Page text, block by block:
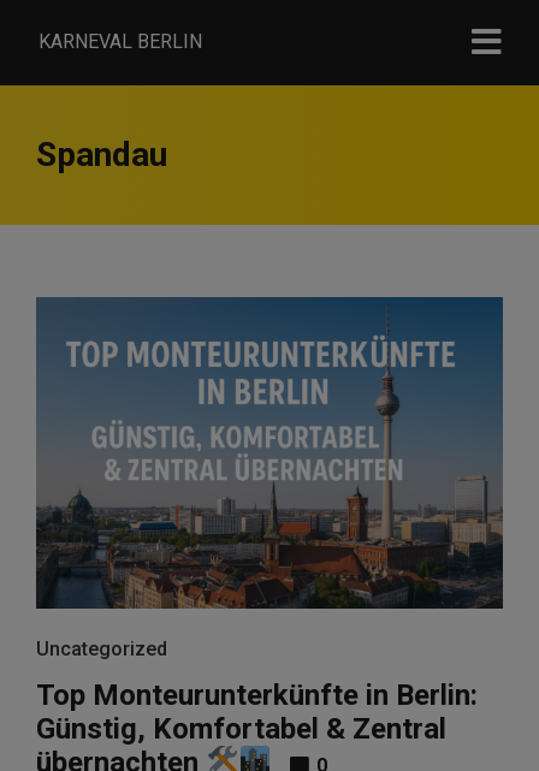
KARNEVAL BERLIN
Spandau
Uncategorized
Top Monteurunterkünfte in Berlin:
Günstig, Komfortabel & Zentral
übernachten
0